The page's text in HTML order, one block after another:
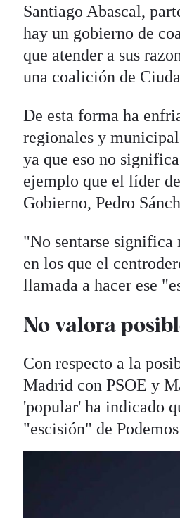
Santiago Abascal,
hay un gobierno de
que atender a sus
una coalición de
De esta forma ha
regionales y
ya que eso no
ejemplo que el líder
Gobierno, Pedro
"No sentarse significa
en los que el
llamada a hacer ese
No valora
Con respecto a la
Madrid con PSOE y
'popular' ha indicado
"escisión" de